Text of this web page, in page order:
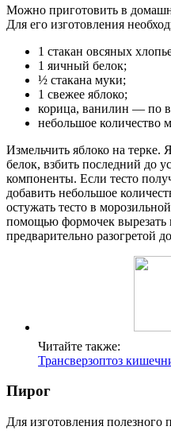
Можно приготовить в
Для его изготовления
1 стакан овсяных
1 яичный белок;
½ стакана муки;
1 свежее яблоко;
корица, ванилин — по
небольшое количество
Измельчить яблоко на терке.
белок, взбить последний до
компоненты. Если тесто
добавить небольшое
остужать тесто в
помощью формочек вырезать
предварительно разогретой
Читайте также:
Трансверзоптоз
Пирог
Для изготовления полезного